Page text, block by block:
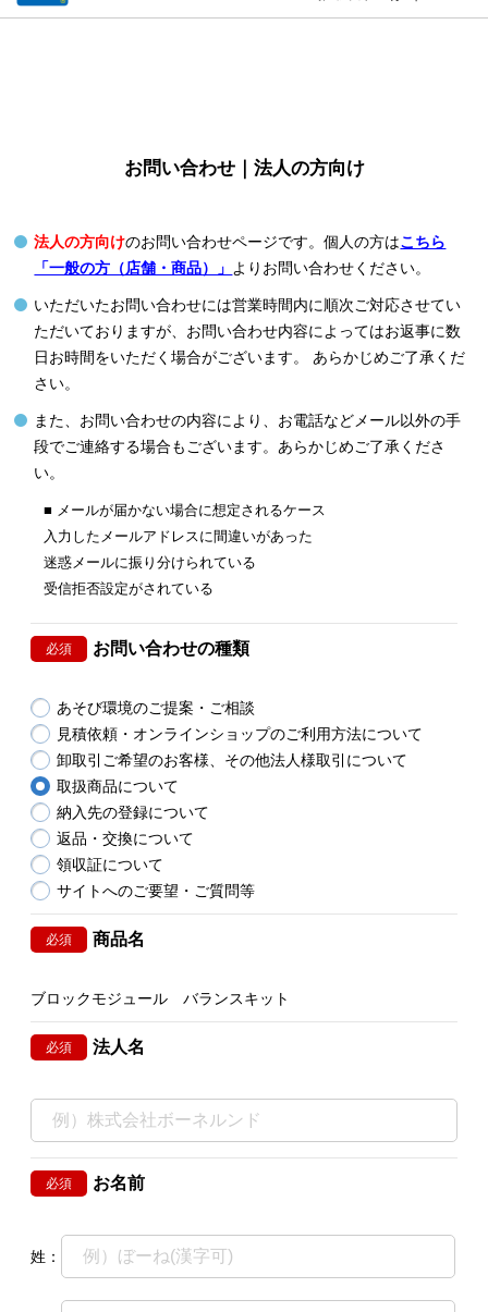
お問い合わせ｜法人の方向け
法人の方向けのお問い合わせページです。個人の方はこちら
「一般の方（店舗・商品）」 よりお問い合わせください。
いただいたお問い合わせには営業時間内に順次ご対応させてい
ただいておりますが、お問い合わせ内容によってはお返事に数
日お時間をいただく場合がございます。 あらかじめご了承くだ
さい。
また、お問い合わせの内容により、お電話などメール以外の手
段でご連絡する場合もございます。あらかじめご了承くださ
い。
■ メールが届かない場合に想定されるケース
入力したメールアドレスに間違いがあった
迷惑メールに振り分けられている
受信拒否設定がされている
必須 お問い合わせの種類
あそび環境のご提案・ご相談
見積依頼・オンラインショップのご利用方法について
卸取引ご希望のお客様、その他法人様取引について
取扱商品について
納入先の登録について
返品・交換について
領収証について
サイトへのご要望・ご質問等
必須 商品名
ブロックモジュール バランスキット
必須 法人名
必須 お名前
姓：